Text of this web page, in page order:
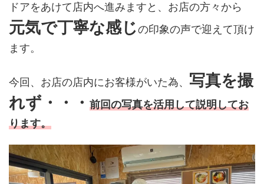
ドアをあけて店内へ進みますと、お店の方々から
元気で丁寧な感じの印象の声で迎えて頂け
ます。
今回、お店の店内にお客様がいた為、 写真を撮
れず・・・ 前回の写真を活用して説明してお
ります。